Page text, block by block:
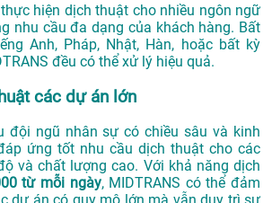
hiện dịch thuật cho nhiều ngôn ngữ
nhu cầu đa dạng của khách hàng. Bất
Anh, Pháp, Nhật, Hàn, hoặc bất kỳ
đều có thể xử lý hiệu quả.
các dự án lớn
đội ngũ nhân sự có chiều sâu và kinh
ứng tốt nhu cầu dịch thuật cho các
và chất lượng cao. Với khả năng dịch
từ mỗi ngày, MIDTRANS có thể đảm